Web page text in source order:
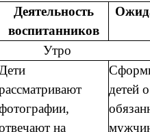
Деятельность
воспитанников
Утро
на
детей